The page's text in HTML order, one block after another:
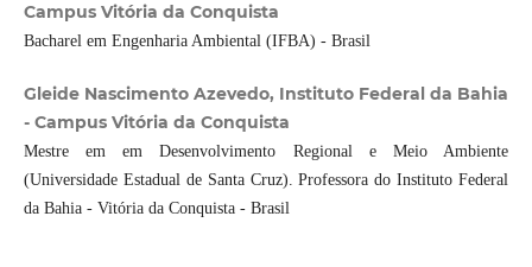
Campus Vitória da Conquista
Bacharel em Engenharia Ambiental (IFBA) - Brasil
Gleide Nascimento Azevedo, Instituto Federal da Bahia
- Campus Vitória da Conquista
Mestre em em Desenvolvimento Regional e Meio Ambiente
(Universidade Estadual de Santa Cruz). Professora do Instituto Federal
da Bahia - Vitória da Conquista - Brasil